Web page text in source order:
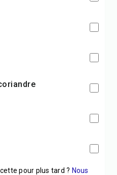
pour plus tard ? Nous